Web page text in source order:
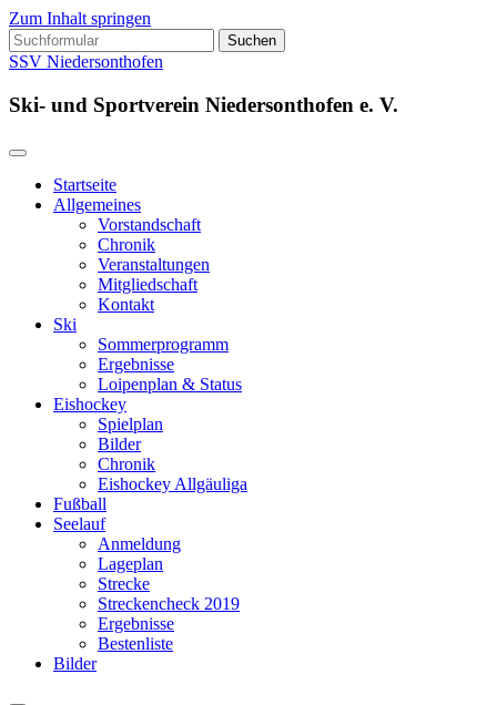
Zum Inhalt springen
Suchen
nach:
SSV Niedersonthofen
Ski- und Sportverein Niedersonthofen e. V.
Startseite
Allgemeines
Vorstandschaft
Chronik
Veranstaltungen
Mitgliedschaft
Kontakt
Ski
Sommerprogramm
Ergebnisse
Loipenplan & Status
Eishockey
Spielplan
Bilder
Chronik
Eishockey Allgäuliga
Fußball
Seelauf
Anmeldung
Lageplan
Strecke
Streckencheck 2019
Ergebnisse
Bestenliste
Bilder